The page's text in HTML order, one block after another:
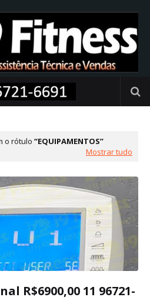
o rótulo
EQUIPAMENTOS
Mostrar tudo
R$6900,00 11 96721-